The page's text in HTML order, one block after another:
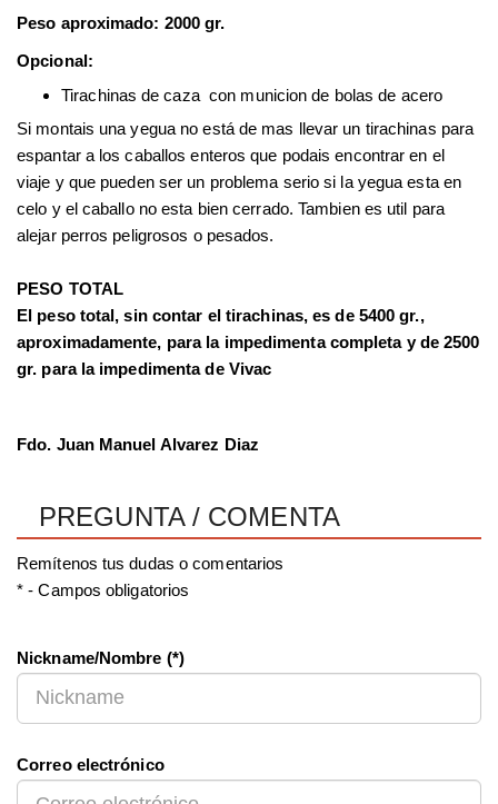
Peso aproximado: 2000 gr.
Opcional:
Tirachinas de caza con municion de bolas de acero
Si montais una yegua no está de mas llevar un tirachinas para
espantar a los caballos enteros que podais encontrar en el
viaje y que pueden ser un problema serio si la yegua esta en
celo y el caballo no esta bien cerrado. Tambien es util para
alejar perros peligrosos o pesados.
PESO TOTAL
El peso total, sin contar el tirachinas, es de 5400 gr.,
aproximadamente, para la impedimenta completa y de 2500
gr. para la impedimenta de Vivac
Fdo. Juan Manuel Alvarez Diaz
PREGUNTA / COMENTA
Remítenos tus dudas o comentarios
* - Campos obligatorios
Nickname/Nombre (*)
Correo electrónico